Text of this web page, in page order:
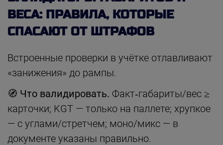
ВЕСА: ПРАВИЛА, КОТОРЫЕ
СПАСАЮТ ОТ ШТРАФОВ
Встроенные проверки в учётке отлавливают
«занижения» до рампы.
🧭 Что валидировать. Факт‑габариты/вес ≥
карточки; KGT — только на паллете; хрупкое
— с углами/стретчем; моно/микс — в
документе указаны правильно.